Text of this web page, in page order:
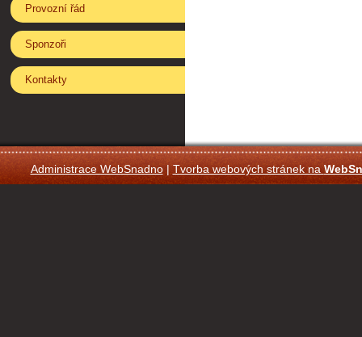
Provozní řád
Sponzoři
Kontakty
Administrace WebSnadno|Tvorba webových stránek na